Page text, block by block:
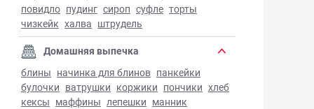
повидло пудинг сироп суфле торты
чизкейк халва штрудель
Домашняя выпечка
блины начинка для блинов панкейки
булочки ватрушки коржики пончики хлеб
кексы маффины лепешки манник